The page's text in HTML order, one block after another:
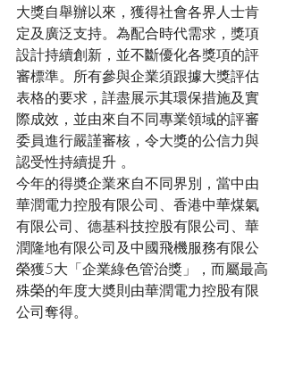
大獎自舉辦以來，獲得社會各界人士肯
定及廣泛支持。為配合時代需求，獎項
設計持續創新，並不斷優化各獎項的評
審標準。所有參與企業須跟據大獎評估
表格的要求，詳盡展示其環保措施及實
際成效，並由來自不同專業領域的評審
委員進行嚴謹審核，令大獎的公信力與
認受性持續提升 。
今年的得奬企業來自不同界別，當中由
華潤電力控股有限公司、香港中華煤氣
有限公司、德基科技控股有限公司、華
潤隆地有限公司及中國飛機服務有限公
榮獲5大「企業綠色管治獎」，而屬最高
殊榮的年度大奬則由華潤電力控股有限
公司奪得。